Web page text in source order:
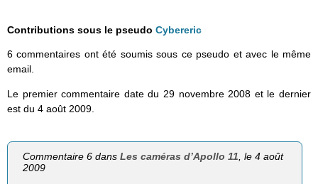
Contributions sous le pseudo Cybereric
6 commentaires ont été soumis sous ce pseudo et avec le même
email.
Le premier commentaire date du 29 novembre 2008 et le dernier
est du 4 août 2009.
Commentaire 6 dansLes caméras d’Apollo 11, le 4 août
2009